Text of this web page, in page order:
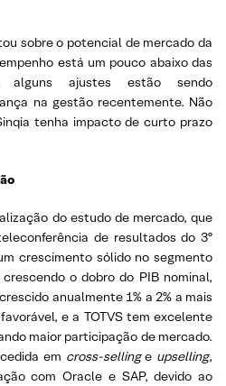
sobre o potencial de mercado da
está um pouco abaixo das
alguns ajustes estão sendo
na gestão recentemente. Não
tenha impacto de curto prazo
do estudo de mercado, que
de resultados do 3º
crescimento sólido no segmento
o dobro do PIB nominal,
anualmente 1% a 2% a mais
e a TOTVS tem excelente
maior participação de mercado.
em cross-sellinge upselling,
com Oracle e SAP, devido ao